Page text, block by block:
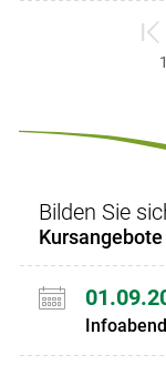
Bilden Sie
Kursangebote